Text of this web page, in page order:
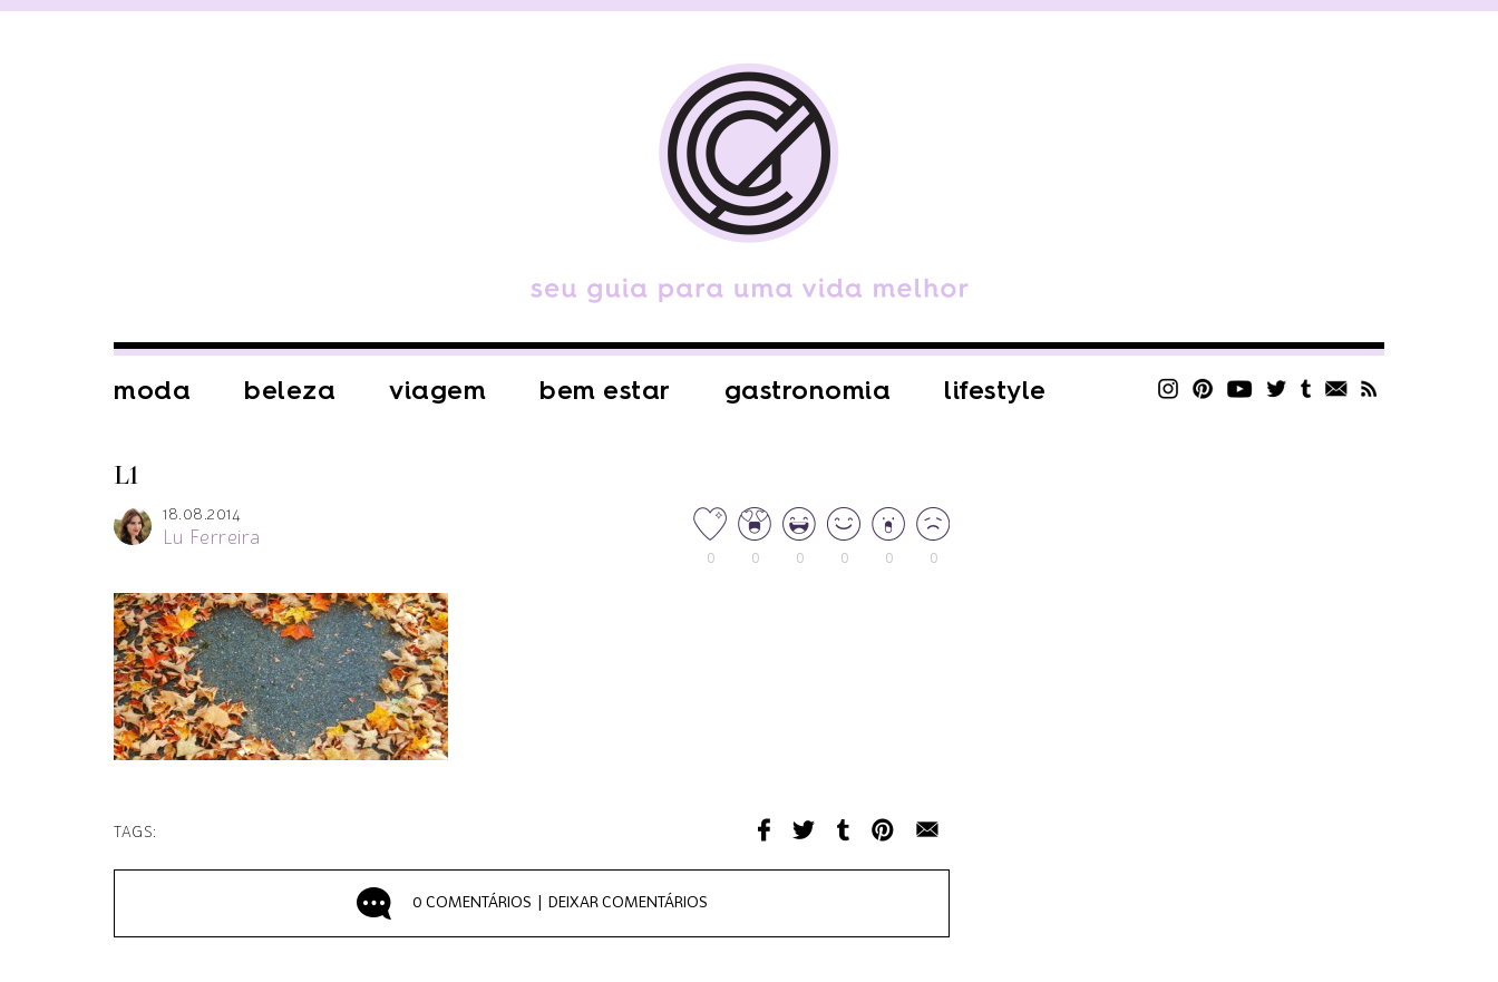
moda beleza viagem bem estar gastronomia lifestyle
L1
18.08.2014
Lu Ferreira
0 0 0 0 0 0
TAGS:
0 COMENTÁRIOS | DEIXAR COMENTÁRIOS